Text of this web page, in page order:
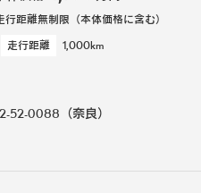
距離無制限（本体価格に含む）
走行距離 1,000km
52-0088 （奈良）